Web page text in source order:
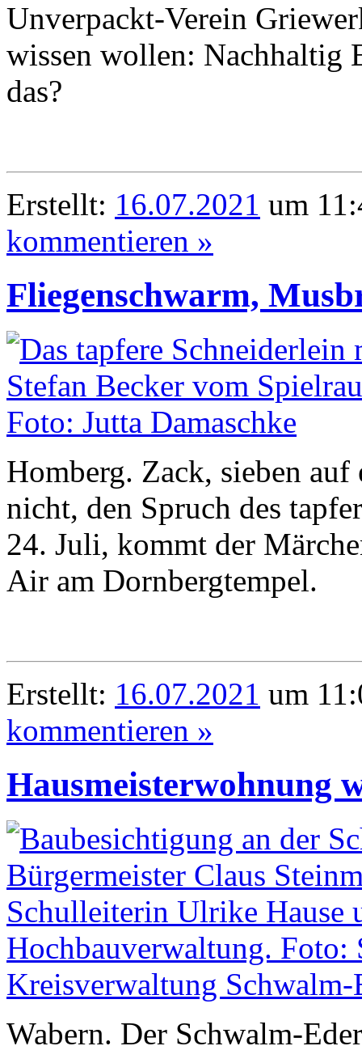
Unverpackt-Verein
wissen wollen: Nachhaltig
das?
Erstellt: 16.07.2021 um
kommentieren »
Fliegenschwarm,
Homberg. Zack, sieben
nicht, den Spruch des
24. Juli, kommt der
Air am Dornbergtempel.
Erstellt: 16.07.2021 um
kommentieren »
Hausmeisterwohnung
Wabern. Der Schwalm-